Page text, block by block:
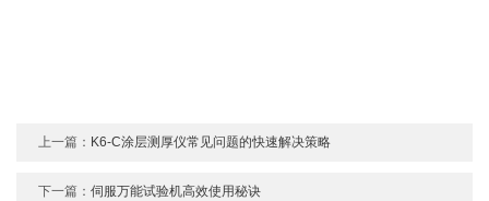
上一篇： K6-C涂层测厚仪常见问题的快速解决策略
下一篇：伺服万能试验机高效使用秘诀